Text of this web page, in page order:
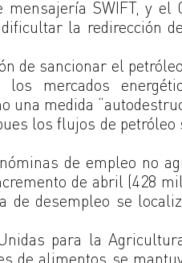
SWIFT, y el
la redirección
de sancionar el
los mercados
una medida
los flujos de petróleo
de empleo no
de abril (428
de desempleo se
para la
de alimentos se